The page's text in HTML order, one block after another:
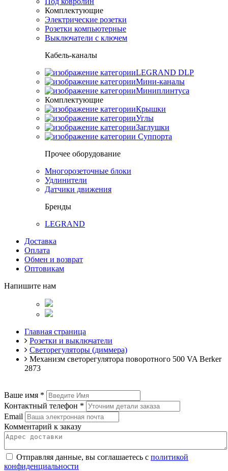
Комплектующие
Электрические розетки
Розетки компьютерные
Выключатели с ключем
Кабель-каналы
LEGRAND DLP
Мини-каналы
Миниплинтуса
Комплектующие
Крышки
Углы
Заглушки
Суппорта
Прочее оборудование
Многорозеточные блоки
Удлинители
Датчики движения
Бренды
LEGRAND
Доставка
Оплата
Обмен и возврат
Оптовикам
Напишите нам
Главная страница
Розетки и выключатели
Светорегуляторы (диммера)
Механизм светорегулятора поворотного 500 VA Berker
2873
Ваше имя *
Контактный телефон *
Email
Комментарий к заказу
Отправляя данные, вы соглашаетесь с политикой
конфиденциальности